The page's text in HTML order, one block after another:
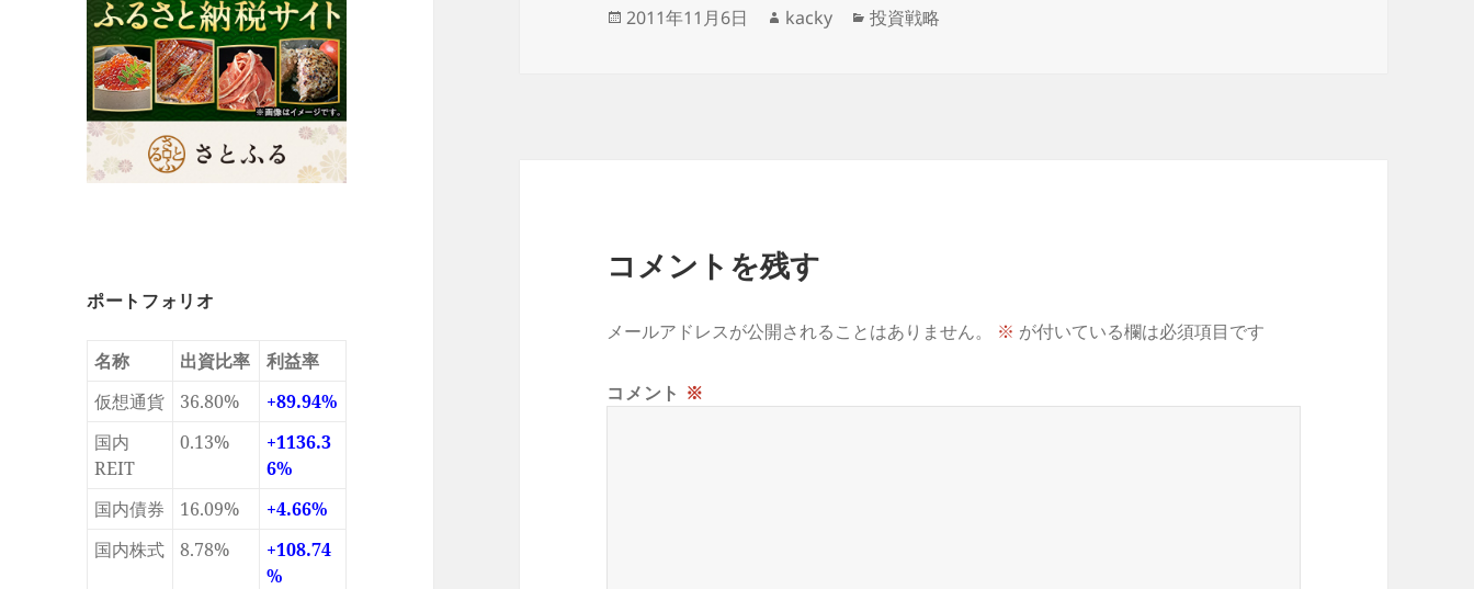
ポートフォリオ
名称 出資比率
利益率
仮想通貨
36.80%
+89.94%
国内
REIT
0.13%
+1136.3
6%
国内債券
16.09%
+4.66%
国内株式
8.78%
+108.74
%
投
2011年11月6日
作
kacky
カ
投資戦略
コメントを残す
メールアドレスが公開されることはありません。 ※ が付いている欄は必須項目です
コメント ※